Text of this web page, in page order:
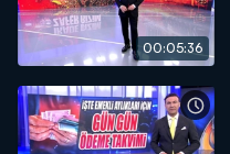
00:05:36